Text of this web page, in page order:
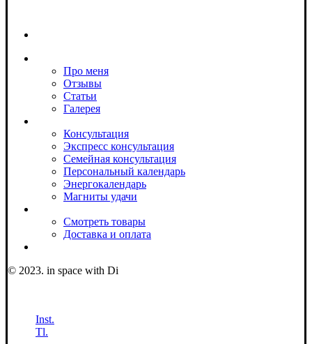
Про меня
Отзывы
Статьи
Галерея
Консультация
Экспресс консультация
Семейная консультация
Персональный календарь
Энергокалендарь
Магниты удачи
Смотреть товары
Доставка и оплата
© 2023. in space with Di
Inst.
Tl.